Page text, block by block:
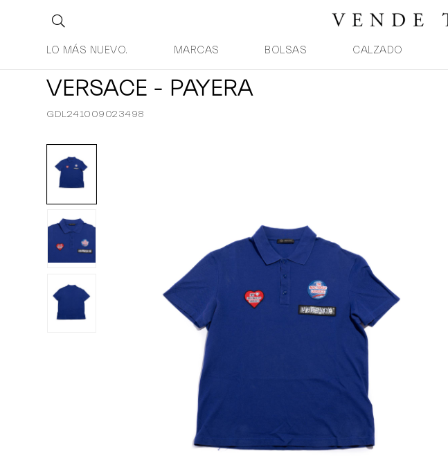
LO MÁS NUEVO. MARCAS BOLSAS CALZADO
VERSACE - PAYERA
GDL241009023498